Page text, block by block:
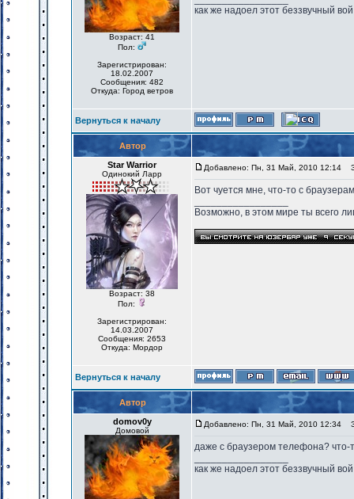
Возраст: 41
Пол:
Зарегистрирован:
18.02.2007
Сообщения: 482
Откуда: Город ветров
как же надоел этот беззвучный
Вернуться к началу
Автор
Star Warrior
Одинокий Ларр
Возраст: 38
Пол:
Зарегистрирован:
14.03.2007
Сообщения: 2653
Откуда: Мордор
Добавлено: Пн, 31 Май, 2010 12:14
Вот чуется мне, что-то с
Возможно, в этом мире ты всего
Вернуться к началу
Автор
domov0y
Домовой
Добавлено: Пн, 31 Май, 2010 12:34
даже с браузером телефона? что-
как же надоел этот беззвучный